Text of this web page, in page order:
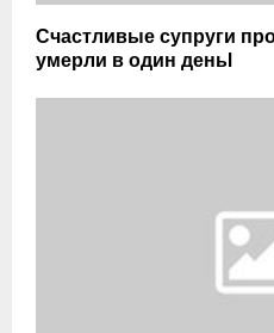
Счастливые супруги
умерли в один деньl